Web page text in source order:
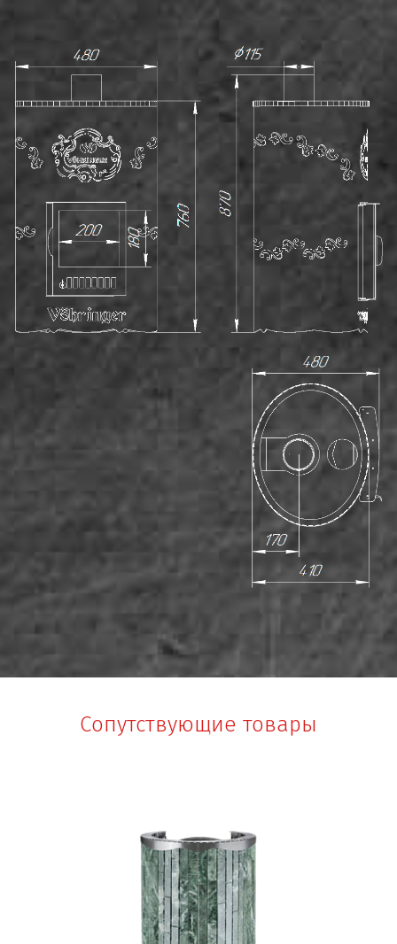
Сопутствующие товары